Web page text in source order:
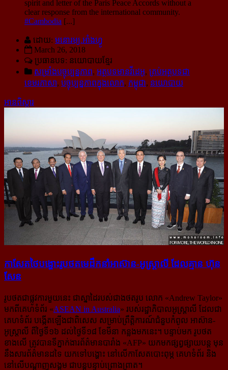
spirit and letter of the Paris Peace Accords without a
clear response from the international community.
#Cambodia [...]
ដោយ: មនោរម្យ.អាំងហ្វូ
March 26, 2018
ប្រធានបទ: នយោបាយខ្មែរ
សម្រាំងបច្ចុប្បន្នភាព, អត្ថបទមានវីដេអូ, គ្រប់អត្ថបទជា
ខេមរភាសា, បច្ចុប្បន្នភាពក្នុងលោក, កម្ពុជា, នយោបាយ
អានពិស្ដារ
កាសែត​ថៃ​បង្ហោះ​រូប​ថត​មេដឹកនាំ​អាស៊ាន-​អូស្ត្រាលី ដែល​គ្មាន ហ៊ុន
សែន
រូបថតជាផ្លូវការមួយនេះ ជាស្នាដៃរបស់ជាងថតរូប លោក «Andrew Taylor»
មកពីគេហទំព័រ «ASEAN in Australia» របស់រដ្ឋាភិបាលអូស្ត្រាលី ដែលជា
គេហទំព័រ ​បង្កើតឡើង​ជាពិសេស សម្រាប់​ព្រឹត្តិការណ៍​ជំនួបកំពូល អាស៊ាន-
អូស្ត្រាលី ពីថ្ងៃទី១៦ ដល់ថ្ងៃទី១៨ ខែមីនា កន្លងមកនេះ។ បន្ទាប់មក រូបថត
ខាងលើ ត្រូវបានទីភ្នាក់ងារព័ត៌មានបារាំង «AFP» យកមកផ្សព្វផ្សាយបន្ត មុន
នឹងសារព័ត៌មានដទៃ យកទៅបង្ហោះ នៅលើកាសែតបោះពុម្ភ គេហទំព័រ និង
នៅលើបណ្ដាញសង្គម ជាបន្តបន្ទាប់ព្រោងព្រាត។